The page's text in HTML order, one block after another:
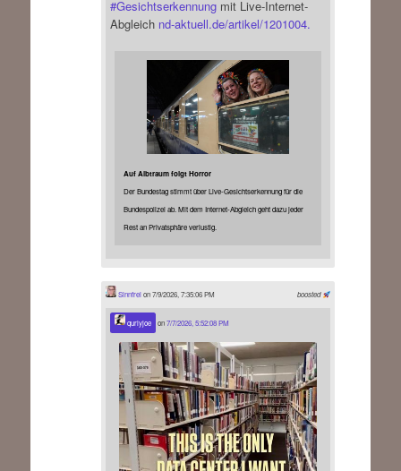
#Gesichtserkennungmit Live-Internet-
Abgleich nd-aktuell.de/artikel/1201004.
Auf Albtraum folgt Horror
Der Bundestag stimmt über Live-Gesichtserkennung für die
Bundespolizei ab. Mit dem Internet-Abgleich geht dazu jeder
Rest an Privatsphäre verlustig.
boosted
Sinnfreion 7/9/2026, 7:35:06 PM
qurlyjoe on7/7/2026, 5:52:08 PM